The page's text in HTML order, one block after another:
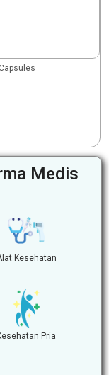
Medis
Kesehatan
Pria